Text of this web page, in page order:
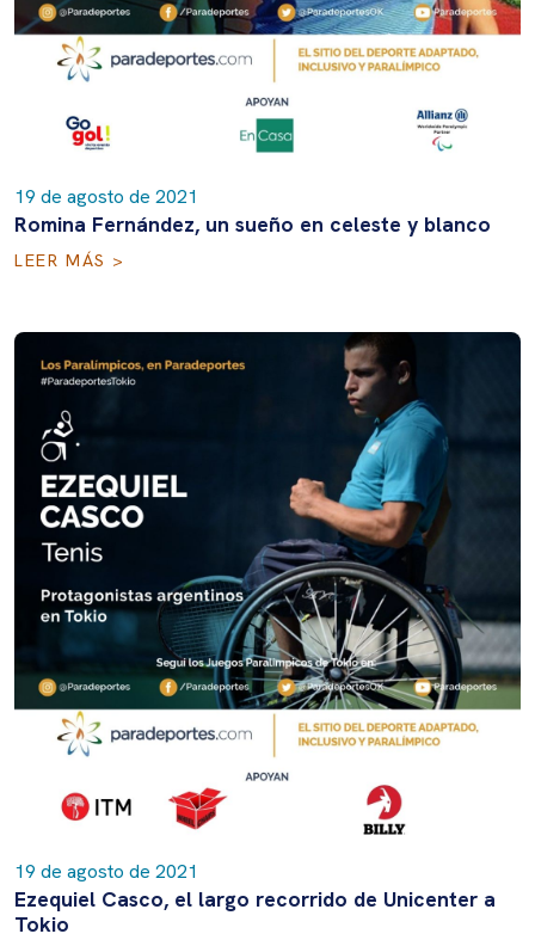
19 de agosto de 2021
Romina Fernández, un sueño en celeste y blanco
LEER MÁS >
19 de agosto de 2021
Ezequiel Casco, el largo recorrido de Unicenter a
Tokio